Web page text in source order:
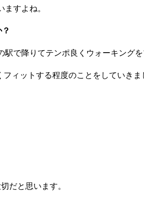
すよね。
駅で降りてテンポ良くウォーキング
フ ィットする程度のことをしていきま
だと思います。